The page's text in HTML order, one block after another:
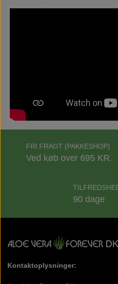
FRI FRAGT (PAKKESHOP)
Ved køb over 695 KR.
90 dage
Kontaktoplysninger: